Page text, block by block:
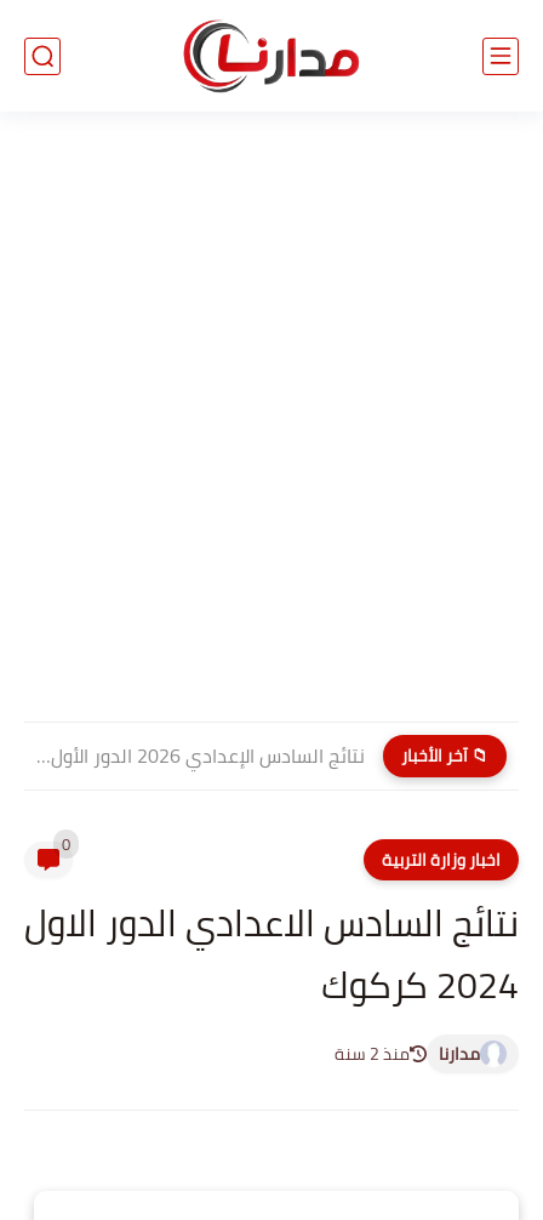
📁 آخر الأخبار نتائج السادس الإعدادي 2026 الدور الأول PDF كربلاء المقدسة| موقع...
اخبار وزارة التربية 0
نتائج السادس الاعدادي الدور الاول
2024 كركوك
مدارنا منذ 2 سنة